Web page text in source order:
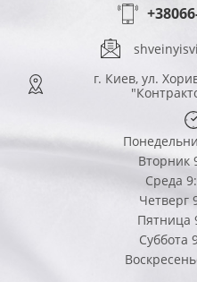
г. Киев, ул.
Вторник
Среда
Четверг
Пятница
Суббота